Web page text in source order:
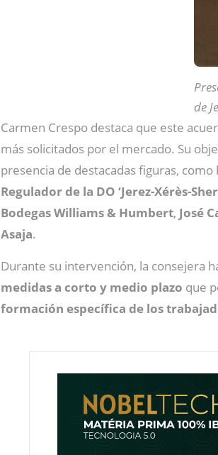
de
Carmen Crespo destaca que este
más solicitados por el mercado. Su
presencia de destacadas figuras, como
Regulador de la DO ‘Jerez-Xérès-
Bodegas Williams & Humbert, José
Asaja.
Durante su intervención, la consejera
medidas a corto y medio plazo que
formación específica de los